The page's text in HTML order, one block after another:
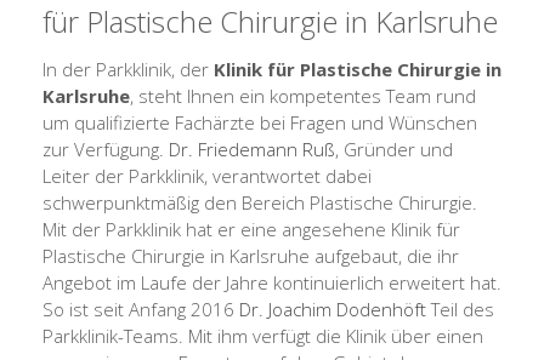
für Plastische Chirurgie in Karlsruhe
In der Parkklinik, der Klinik für Plastische Chirurgie in
Karlsruhe, steht Ihnen ein kompetentes Team rund
um qualifizierte Fachärzte bei Fragen und Wünschen
zur Verfügung. Dr. Friedemann Ruß, Gründer und
Leiter der Parkklinik, verantwortet dabei
schwerpunktmäßig den Bereich Plastische Chirurgie.
Mit der Parkklinik hat er eine angesehene Klinik für
Plastische Chirurgie in Karlsruhe aufgebaut, die ihr
Angebot im Laufe der Jahre kontinuierlich erweitert hat.
So ist seit Anfang 2016 Dr. Joachim DodenhöftTeil des
Parkklinik-Teams. Mit ihm verfügt die Klinik über einen